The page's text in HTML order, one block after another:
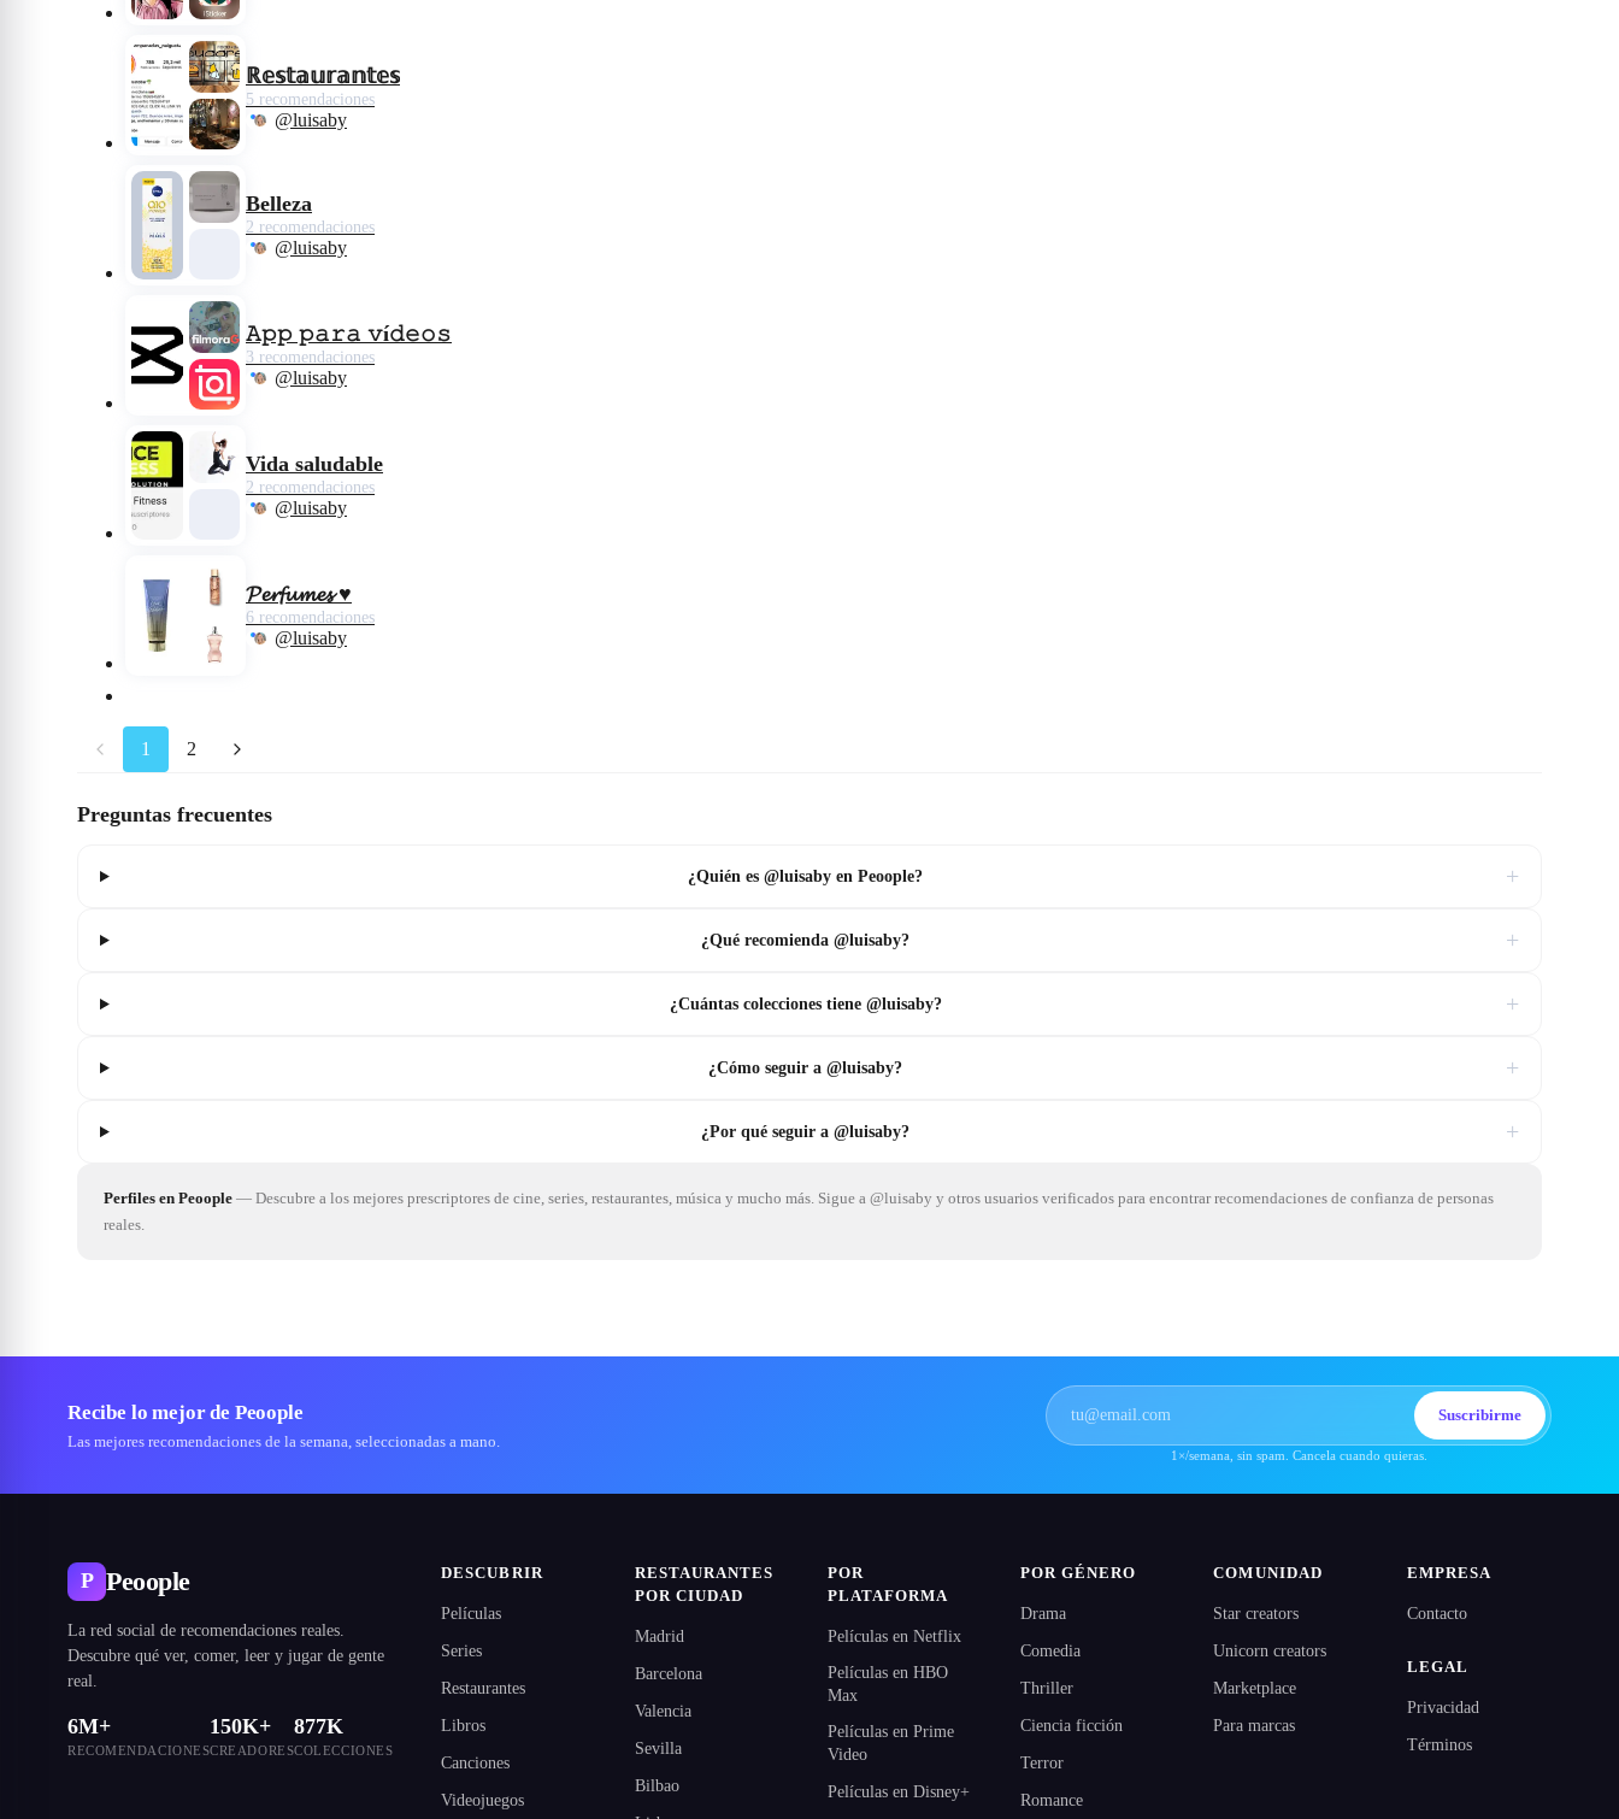
ℝ𝕖𝕤𝕥𝕒𝕦𝕣𝕒𝕟𝕥𝕖𝕤
5 recomendaciones
@luisaby
Belleza
2 recomendaciones
@luisaby
𝙰𝚙𝚙 𝚙𝚊𝚛𝚊 𝚟í𝚍𝚎𝚘𝚜
3 recomendaciones
@luisaby
Vida saludable
2 recomendaciones
@luisaby
𝓟𝓮𝓻𝓯𝓾𝓶𝓮𝓼 ♥️
6 recomendaciones
@luisaby
1 2
Preguntas frecuentes
¿Quién es @luisaby en Peoople? +
¿Qué recomienda @luisaby? +
¿Cuántas colecciones tiene @luisaby? +
¿Cómo seguir a @luisaby? +
¿Por qué seguir a @luisaby? +
Perfiles en Peoople — Descubre a los mejores prescriptores de cine, series, restaurantes, música y mucho más. Sigue a @luisaby y otros usuarios verificados para encontrar recomendaciones de confianza de personas
reales.
Recibe lo mejor de Peoople
Las mejores recomendaciones de la semana, seleccionadas a mano.
Suscribirme
1×/semana, sin spam. Cancela cuando quieras.
P Peoople
La red social de recomendaciones reales.
Descubre qué ver, comer, leer y jugar de gente
real.
6M+
RECOMENDACIONES
150K+
CREADORES
877K
COLECCIONES
DESCUBRIR
Películas
Series
Restaurantes
Libros
Canciones
Videojuegos
RESTAURANTES
POR CIUDAD
Madrid
Barcelona
Valencia
Sevilla
Bilbao
POR
PLATAFORMA
Películas en Netflix
Películas en HBO
Max
Películas en Prime
Video
Películas en Disney+
POR GÉNERO
Drama
Comedia
Thriller
Ciencia ficción
Terror
Romance
COMUNIDAD
Star creators
Unicorn creators
Marketplace
Para marcas
EMPRESA
Contacto
LEGAL
Privacidad
Términos